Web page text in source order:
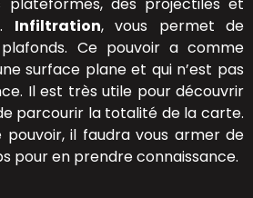
des projectiles et
Infiltration, vous permet de
Ce pouvoir a comme
surface plane et qui n’est pas
Il est très utile pour découvrir
parcourir la totalité de la carte.
pouvoir, il faudra vous armer de
pour en prendre connaissance.